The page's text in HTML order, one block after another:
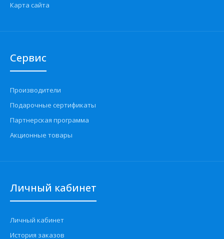
Карта сайта
Сервис
Производители
Подарочные сертификаты
Партнерская программа
Акционные товары
Личный кабинет
Личный кабинет
История заказов